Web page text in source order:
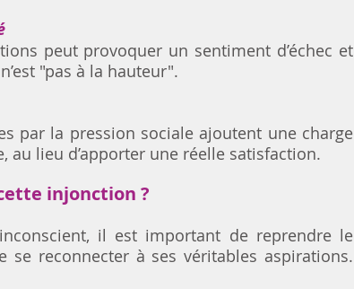
peut provoquer un sentiment d’échec et
"pas à la hauteur".
par la pression sociale ajoutent une charge
au lieu d’apporter une réelle satisfaction.
injonction ?
il est important de reprendre le
se reconnecter à ses véritables aspirations.